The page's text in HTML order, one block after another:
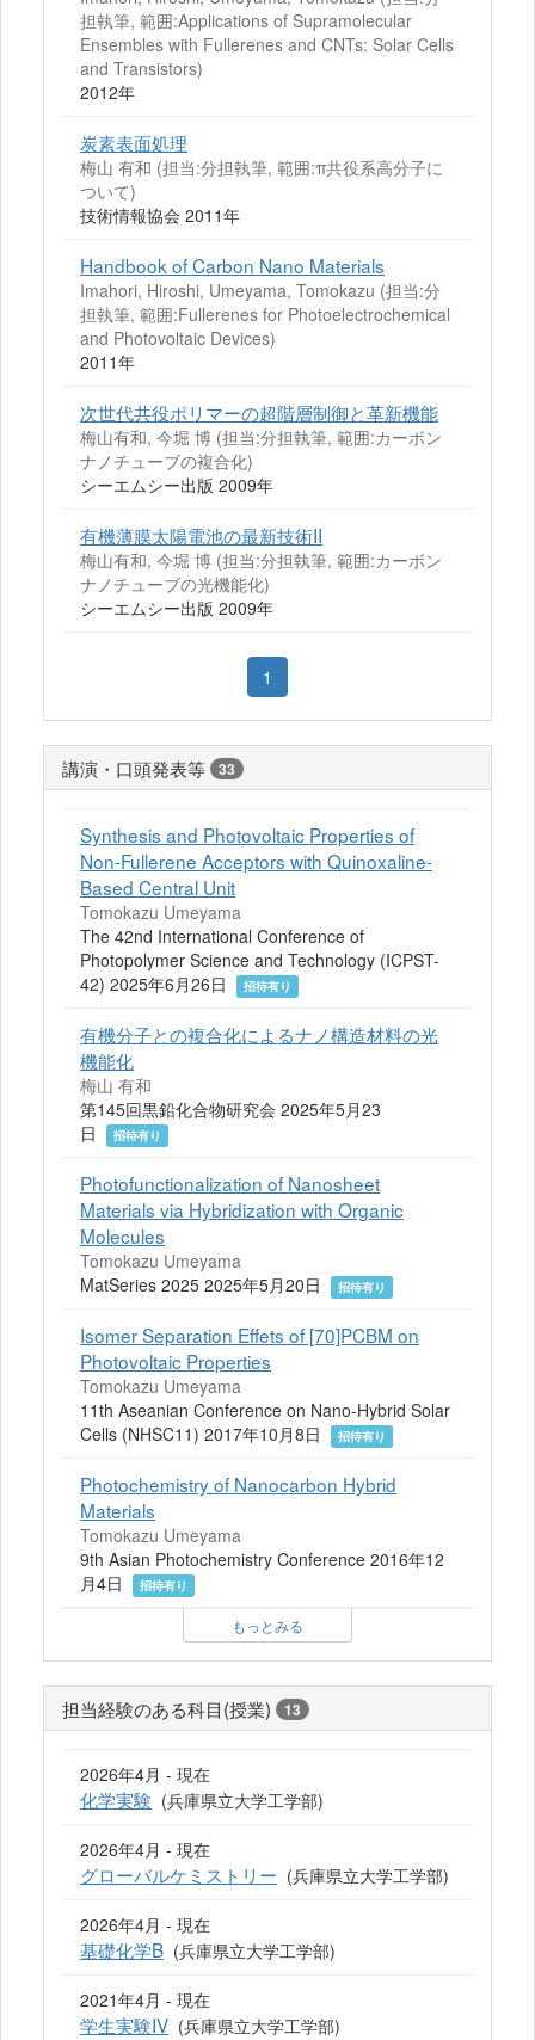
担執筆, 範囲:Applications of Supramolecular
Ensembles with Fullerenes and CNTs: Solar Cells
and Transistors)
2012年
炭素表面処理
梅山 有和 (担当:分担執筆, 範囲:π共役系高分子に
ついて)
技術情報協会 2011年
Handbook of Carbon Nano Materials
Imahori, Hiroshi, Umeyama, Tomokazu (担当:分
担執筆, 範囲:Fullerenes for Photoelectrochemical
and Photovoltaic Devices)
2011年
次世代共役ポリマーの超階層制御と革新機能
梅山有和, 今堀 博 (担当:分担執筆, 範囲:カーボン
ナノチューブの複合化)
シーエムシー出版 2009年
有機薄膜太陽電池の最新技術II
梅山有和, 今堀 博 (担当:分担執筆, 範囲:カーボン
ナノチューブの光機能化)
シーエムシー出版 2009年
1
講演・口頭発表等 33
Synthesis and Photovoltaic Properties of
Non-Fullerene Acceptors with Quinoxaline-
Based Central Unit
Tomokazu Umeyama
The 42nd International Conference of
Photopolymer Science and Technology (ICPST-
42) 2025年6月26日
招待有り
有機分子との複合化によるナノ構造材料の光
機能化
梅山 有和
第145回黒鉛化合物研究会 2025年5月23
日
招待有り
Photofunctionalization of Nanosheet
Materials via Hybridization with Organic
Molecules
Tomokazu Umeyama
MatSeries 2025 2025年5月20日
招待有り
Isomer Separation Effets of [70]PCBM on
Photovoltaic Properties
Tomokazu Umeyama
11th Aseanian Conference on Nano-Hybrid Solar
Cells (NHSC11) 2017年10月8日
招待有り
Photochemistry of Nanocarbon Hybrid
Materials
Tomokazu Umeyama
9th Asian Photochemistry Conference 2016年12
月4日
招待有り
もっとみる
担当経験のある科目(授業) 13
2026年4月 - 現在
化学実験 (兵庫県立大学工学部)
2026年4月 - 現在
グローバルケミストリー (兵庫県立大学工学部)
2026年4月 - 現在
基礎化学B (兵庫県立大学工学部)
2021年4月 - 現在
学生実験IV (兵庫県立大学工学部)